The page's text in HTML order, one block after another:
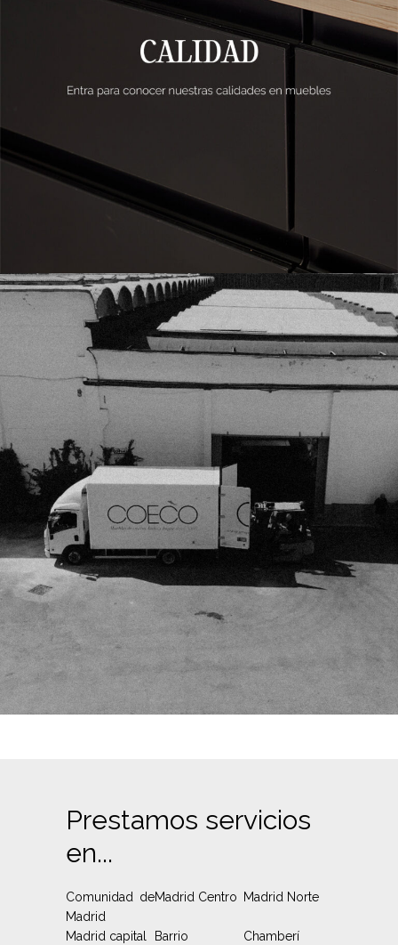
Prestamos servicios
en...
Comunidad de
Madrid
Madrid Centro Madrid Norte
Madrid capital
Barrio
Chamberí